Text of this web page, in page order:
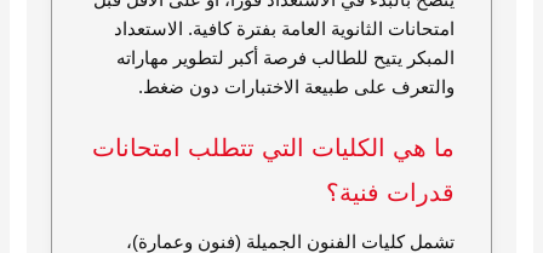
امتحانات الثانوية العامة بفترة كافية. الاستعداد
المبكر يتيح للطالب فرصة أكبر لتطوير مهاراته
والتعرف على طبيعة الاختبارات دون ضغط.
ما هي الكليات التي تتطلب امتحانات
قدرات فنية؟
تشمل كليات الفنون الجميلة (فنون وعمارة)،